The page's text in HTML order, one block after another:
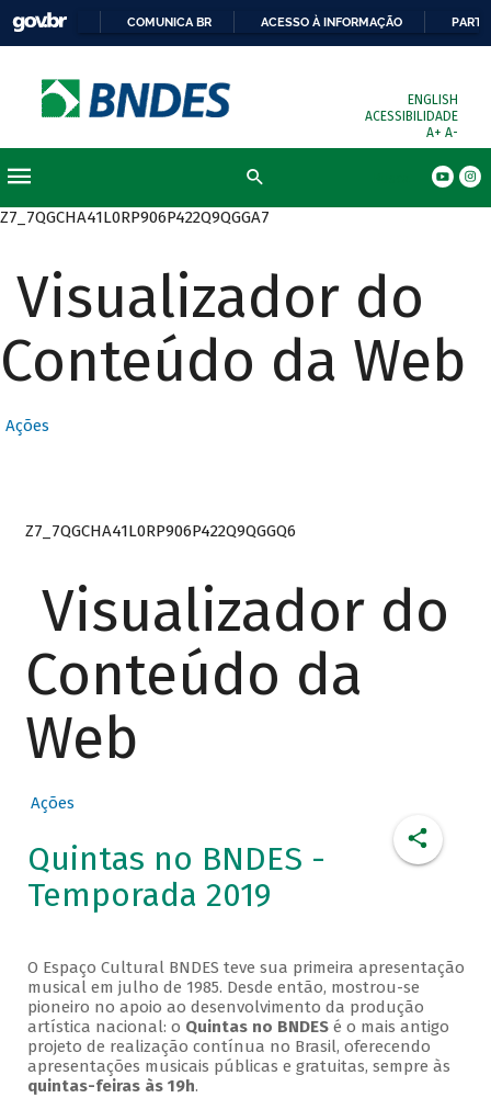
COMUNICA BR ACESSO À INFORMAÇÃO
ENGLISH
ACESSIBILIDADE
A+ A-
Z7_7QGCHA41L0RP906P422Q9QGGA7
Visualizador do
Conteúdo da Web
Ações
Z7_7QGCHA41L0RP906P422Q9QGGQ6
Visualizador do
Conteúdo da
Web
Ações
Quintas no BNDES -
Temporada 2019
O Espaço Cultural BNDES teve sua primeira apresentação
musical em julho de 1985. Desde então, mostrou-se
pioneiro no apoio ao desenvolvimento da produção
artística nacional: o Quintas no BNDESé o mais antigo
projeto de realização contínua no Brasil, oferecendo
apresentações musicais públicas e gratuitas, sempre às
quintas-feiras às 19h.